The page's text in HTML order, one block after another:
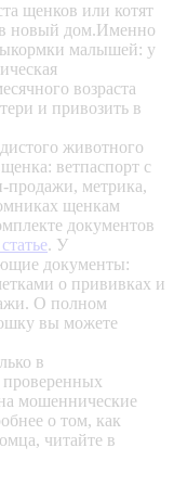
щенков или котят
новый дом.Именно
малышей: у
возраста
и привозить в
животного
ветпаспорт с
продажи, метрика,
щенкам
документов
. У
документы:
о прививках и
О полном
вы можете
в
мошеннические
о том, как
читайте в